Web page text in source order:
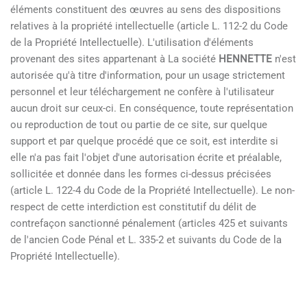
éléments constituent des œuvres au sens des dispositions
relatives à la propriété intellectuelle (article L. 112-2 du Code
de la Propriété Intellectuelle). L'utilisation d'éléments
provenant des sites appartenant à La société HENNETTE n'est
autorisée qu'à titre d'information, pour un usage strictement
personnel et leur téléchargement ne confère à l'utilisateur
aucun droit sur ceux-ci. En conséquence, toute représentation
ou reproduction de tout ou partie de ce site, sur quelque
support et par quelque procédé que ce soit, est interdite si
elle n'a pas fait l'objet d'une autorisation écrite et préalable,
sollicitée et donnée dans les formes ci-dessus précisées
(article L. 122-4 du Code de la Propriété Intellectuelle). Le non-
respect de cette interdiction est constitutif du délit de
contrefaçon sanctionné pénalement (articles 425 et suivants
de l'ancien Code Pénal et L. 335-2 et suivants du Code de la
Propriété Intellectuelle).